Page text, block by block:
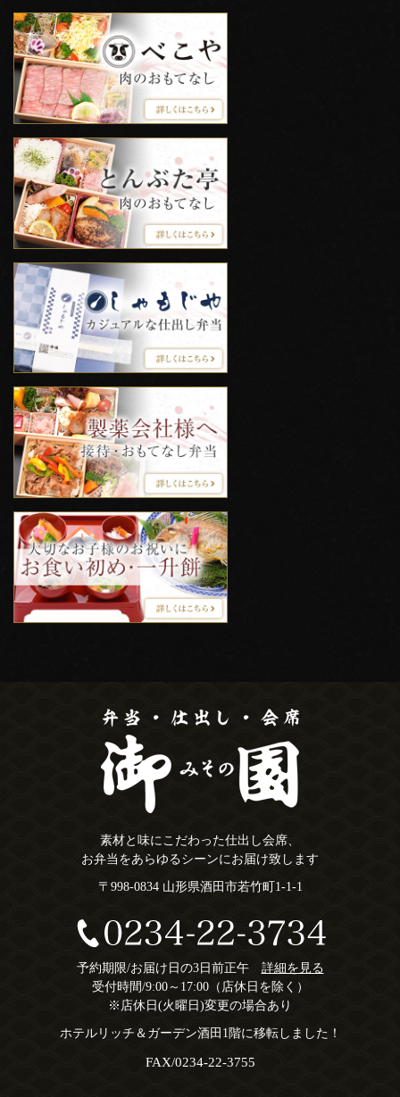
素材と味にこだわった仕出し会席、
お弁当をあらゆるシーンにお届け致します
〒998-0834 山形県酒田市若竹町1-1-1
予約期限/お届け日の3日前正午 詳細を見る
受付時間/9:00～17:00（店休日を除く）
※店休日(火曜日)変更の場合あり
ホテルリッチ＆ガーデン酒田1階に移転しました！
FAX/0234-22-3755